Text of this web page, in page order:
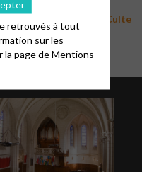
Culte
retrouvés à tout
sur les
la page deMentions